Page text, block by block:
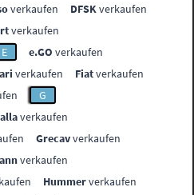
verkaufen DFSKverkaufen
verkaufen
E e.GO verkaufen
verkaufen Fiatverkaufen
G
verkaufen
Grecavverkaufen
verkaufen
Hummerverkaufen